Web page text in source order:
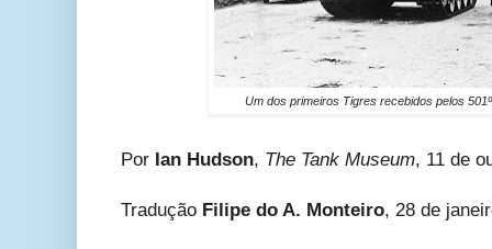
Um dos primeiros Tigres recebidos pelos
Por Ian Hudson, The Tank Museum, 11 de
Tradução Filipe do A. Monteiro, 28 de